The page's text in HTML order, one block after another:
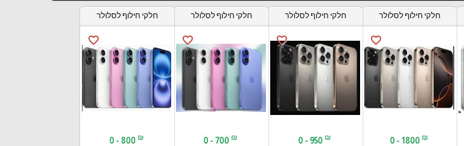
חלקי חילוף לסלולר
favorite_border
0 - 1800 ₪
חלקי חילוף לסלולר
favorite_border
0 - 950 ₪
חלקי חילוף לסלולר
favorite_border
0 - 700 ₪
חלקי חילוף לסלולר
favorite_border
0 - 800 ₪